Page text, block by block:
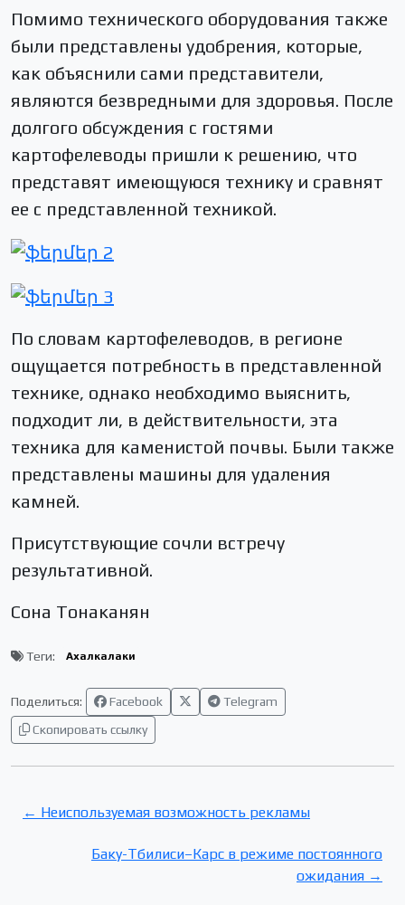
Помимо технического оборудования также
были представлены удобрения, которые,
как объяснили сами представители,
являются безвредными для здоровья. После
долгого обсуждения с гостями
картофелеводы пришли к решению, что
представят имеющуюся технику и сравнят
ее с представленной техникой.
По словам картофелеводов, в регионе
ощущается потребность в представленной
технике, однако необходимо выяснить,
подходит ли, в действительности, эта
техника для каменистой почвы. Были также
представлены машины для удаления
камней.
Присутствующие сочли встречу
результативной.
Сона Тонаканян
Теги: Ахалкалаки
Поделиться: Facebook
Telegram
Скопировать ссылку
← Неиспользуемая возможность рекламы
Баку-Тбилиси–Карс в режиме постоянного
ожидания →